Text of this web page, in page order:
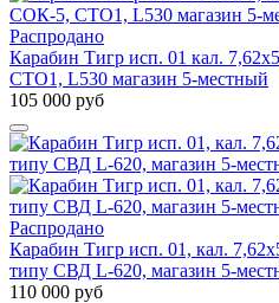
Распродано
Карабин Тигр исп. 01 кал.
СТО1, L530 магазин 5-местный
105 000 руб
Распродано
Карабин Тигр исп. 01, кал.
типу СВД L-620, магазин 5-
110 000 руб